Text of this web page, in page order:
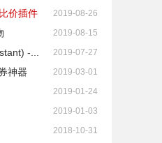
比价插件 2019-08-26
2019-08-15
-... 2019-07-27
神器 2019-03-01
2019-01-24
2019-01-03
2018-10-31